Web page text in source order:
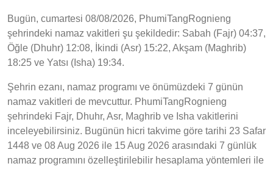
Bugün, cumartesi 08/08/2026, PhumiTangRognieng
şehrindeki namaz vakitleri şu şekildedir: Sabah (Fajr) 04:37,
Öğle (Dhuhr) 12:08, İkindi (Asr) 15:22, Akşam (Maghrib)
18:25 ve Yatsı (Isha) 19:34.
Şehrin ezanı, namaz programı ve önümüzdeki 7 günün
namaz vakitleri de mevcuttur. PhumiTangRognieng
şehrindeki Fajr, Dhuhr, Asr, Maghrib ve Isha vakitlerini
inceleyebilirsiniz. Bugünün hicri takvime göre tarihi 23 Safar
1448 ve 08 Aug 2026 ile 15 Aug 2026 arasındaki 7 günlük
namaz programını özelleştirilebilir hesaplama yöntemleri ile